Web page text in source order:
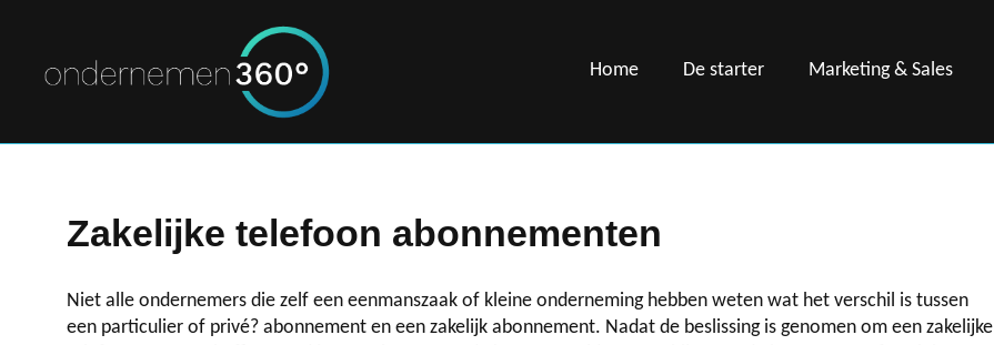
Home De starter Marketing & Sales
Zakelijke telefoon abonnementen
Niet alle ondernemers die zelf een eenmanszaak of kleine onderneming hebben weten wat het verschil is tussen
een particulier of privé? abonnement en een zakelijk abonnement. Nadat de beslissing is genomen om een zakelijke